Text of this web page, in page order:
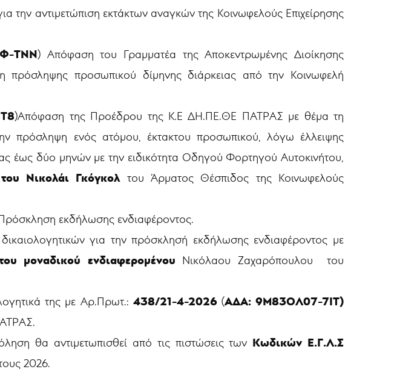
αντιμετώπιση εκτάκτων αναγκών της Κοινωφελούς Επιχείρησης
ΤΝΝ) Απόφαση του Γραμματέα της Αποκεντρωμένης Διοίκησης
πρόσληψης προσωπικού δίμηνης διάρκειας από την Κοινωφελή
)Απόφαση της Προέδρου της Κ.Ε ΔΗ.ΠΕ.ΘΕ ΠΑΤΡΑΣ με θέμα τη
πρόσληψη ενός ατόμου, έκτακτου προσωπικού, λόγω έλλειψης
έως δύο μηνών με την ειδικότητα Οδηγού Φορτηγού Αυτοκινήτου,
Νικολάι Γκόγκολ του Άρματος Θέσπιδος της Κοινωφελούς
εκδήλωσης ενδιαφέροντος.
για την πρόσκλησή εκδήλωσης ενδιαφέροντος με
μοναδικού ενδιαφερομένου Νικόλαου Ζαχαρόπουλου του
της με Αρ.Πρωτ.: 438/21-4-2026(ΑΔΑ: 9Μ83ΟΛ07-7ΙΤ)
θα αντιμετωπισθεί από τις πιστώσεις των Κωδικών Ε.Γ.Λ.Σ
2026.